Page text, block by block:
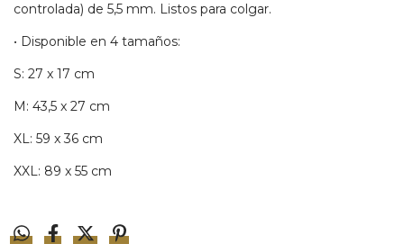
controlada) de 5,5 mm. Listos para colgar.
• Disponible en 4 tamaños:
S: 27 x 17 cm
M: 43,5 x 27 cm
XL: 59 x 36 cm
XXL: 89 x 55 cm